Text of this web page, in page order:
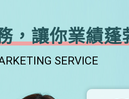
，讓你業績蓬
SERVICE